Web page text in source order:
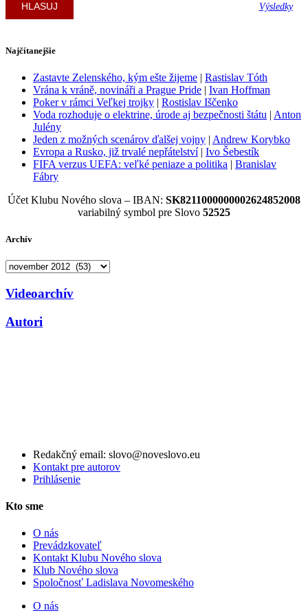
Výsledky
Najčítanejšie
Zastavte Zelenského, kým ešte žijeme | Rastislav Tóth
Vrána k vráně, novináři a Prague Pride | Ivan Hoffman
Poker v rámci Veľkej trojky | Rostislav Iščenko
Voda rozhoduje o elektrine, úrode aj bezpečnosti štátu | Anton
Julény
Jeden z možných scenárov ďalšej vojny | Andrew Korybko
Evropa a Rusko, již trvalé nepřátelství| Ivo Šebestík
FIFA verzus UEFA: veľké peniaze a politika | Branislav
Fábry
Účet Klubu Nového slova – IBAN: SK8211000000002624852008
variabilný symbol pre Slovo 52525
Archív
Archív
Videoarchív
Autori
Redakčný email: slovo@noveslovo.eu
Kontakt pre autorov
Prihlásenie
Kto sme
O nás
Prevádzkovateľ
Kontakt Klubu Nového slova
Klub Nového slova
Spoločnosť Ladislava Novomeského
O nás